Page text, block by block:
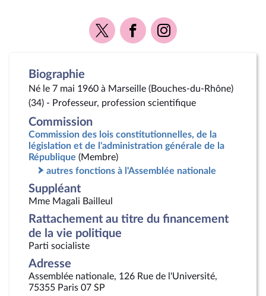
Voir
la
Voir
la
Voir
la
Biographie
Né le 7 mai 1960 à Marseille (Bouches-du-Rhône)
(34) - Professeur, profession scientifique
Commission
Commission des lois constitutionnelles, de la
législation et de l'administration générale de la
République (Membre)
autres fonctions à l'Assemblée nationale
Suppléant
Mme Magali Bailleul
Rattachement au titre du financement
de la vie politique
Parti socialiste
Adresse
Assemblée nationale, 126 Rue de l'Université,
75355 Paris 07 SP